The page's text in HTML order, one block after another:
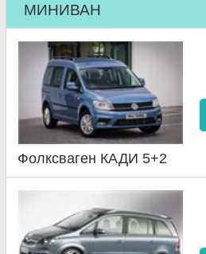
МИНИВАН
Фолксваген КАДИ 5+2